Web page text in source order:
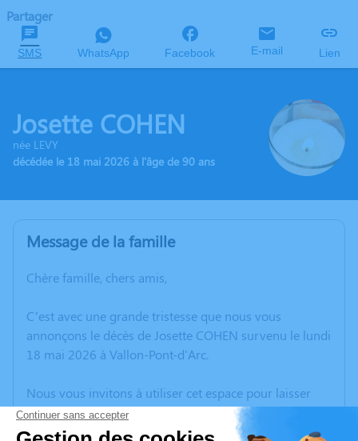
Partager
SMS WhatsApp Facebook E-mail Lien
Josette COHEN
née LEVY
décédée le 18 mai 2026 à l'âge de 90 ans
Message de la famille
Chère famille, chers amis,
C’est avec une grande tristesse que nous vous
annonçons le décès de Josette COHEN survenu le lundi
18 mai 2026 à Vallon-Pont-d'Arc.
Nous vous invitons à utiliser cet espace pour laisser
vos condoléances, partager des photos souvenirs, une
anecdote ou exprimer vos pensées à travers des